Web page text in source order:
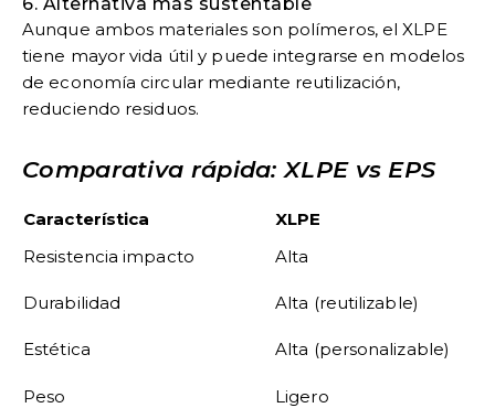
Aunque ambos materiales son polímeros, el XLPE
tiene mayor vida útil y puede integrarse en modelos
de economía circular mediante reutilización,
reduciendo residuos.
Comparativa rápida: XLPE vs EPS
Característica
XLPE
Resistencia impacto
Alta
Durabilidad Alta (reutilizable)
Estética Alta (personalizable)
Peso Ligero